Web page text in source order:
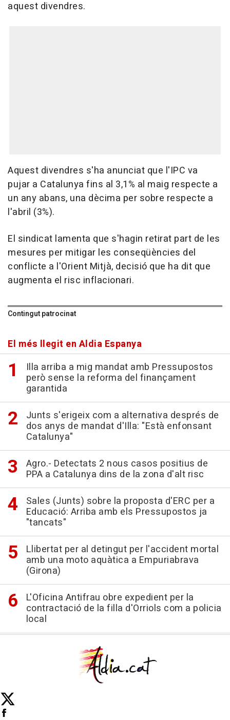
aquest divendres.
Aquest divendres s'ha anunciat que l'IPC va
pujar a Catalunya fins al 3,1% al maig respecte a
un any abans, una dècima per sobre respecte a
l'abril (3%).
El sindicat lamenta que s'hagin retirat part de les
mesures per mitigar les conseqüències del
conflicte a l'Orient Mitjà, decisió que ha dit que
augmenta el risc inflacionari.
Contingut patrocinat
El més llegit en Aldia Espanya
Illa arriba a mig mandat amb Pressupostos
però sense la reforma del finançament
garantida
Junts s'erigeix com a alternativa després de
dos anys de mandat d'Illa: "Està enfonsant
Catalunya"
Agro.- Detectats 2 nous casos positius de
PPA a Catalunya dins de la zona d'alt risc
Sales (Junts) sobre la proposta d'ERC per a
Educació: Arriba amb els Pressupostos ja
"tancats"
Llibertat per al detingut per l'accident mortal
amb una moto aquàtica a Empuriabrava
(Girona)
L'Oficina Antifrau obre expedient per la
contractació de la filla d'Orriols com a policia
local